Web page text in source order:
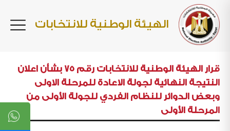
الهيئة الوطنية للانتخابات
قرار الهيئة الوطنية للانتخابات رقم 75 بشأن اعلان
النتيجة النهائية لجولة الاعادة للمرحلة الاولى
وبعض الدوائر للنظام الفردي للجولة الأولى من
المرحلة الأولى